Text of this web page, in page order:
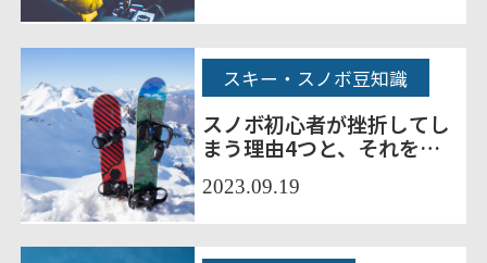
スノボ初心者が挫折してし
まう理由4つと、それを克
服するための対策
スキー・スノボ豆知識
2023.09.19